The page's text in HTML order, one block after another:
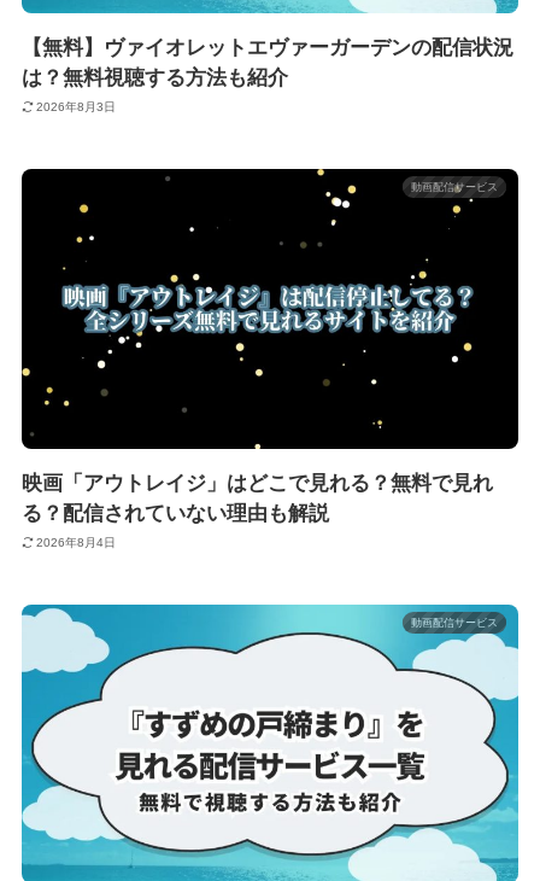
【無料】ヴァイオレットエヴァーガーデンの配信状況
は？無料視聴する方法も紹介
2026年8月3日
動画配信サービス
映画「アウトレイジ」はどこで見れる？無料で見れ
る？配信されていない理由も解説
2026年8月4日
動画配信サービス